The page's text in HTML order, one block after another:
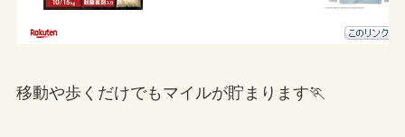
移動や歩くだけでもマイルが貯まります🏃